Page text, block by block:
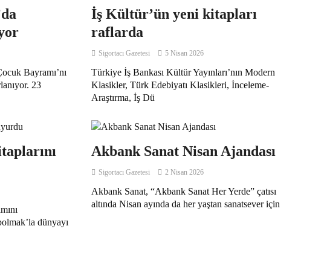
Bayramı’nı
23
İş Kültür’ün yeni kitapları
raflarda
Sigortacı Gazetesi 5 Nisan 2026
Türkiye İş Bankası Kültür Yayınları’nın Modern
Klasikler, Türk Edebiyatı Klasikleri, İnceleme-
Araştırma, İş Dü
dünyayı
Akbank Sanat Nisan Ajandası
Sigortacı Gazetesi 2 Nisan 2026
Akbank Sanat, “Akbank Sanat Her Yerde” çatısı
altında Nisan ayında da her yaştan sanatsever için